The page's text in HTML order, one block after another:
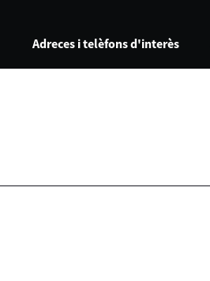
Adreces i telèfons d'interès